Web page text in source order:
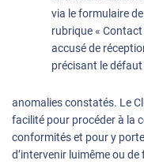
via le formulaire
rubrique «
accusé de
précisant le
anomalies constatés. Le
facilité pour procéder à la
conformités et pour y
d’intervenir luimême ou